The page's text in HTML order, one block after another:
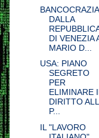
DALLA
DI VENEZIA
MARIO D...
USA: PIANO
SEGRETO
PER
ELIMINARE
DIRITTO
P...
IL "LAVORO